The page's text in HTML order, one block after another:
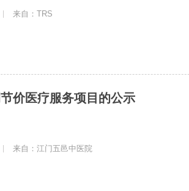
来自：TRS
价医疗服务项目的公示
来自：江门五邑中医院